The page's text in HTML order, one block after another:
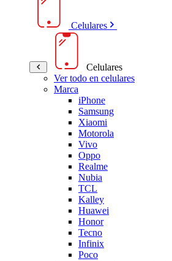
Celulares
Celulares
Ver todo en celulares
Marca
iPhone
Samsung
Xiaomi
Motorola
Vivo
Oppo
Realme
Nubia
TCL
Kalley
Huawei
Honor
Tecno
Infinix
Poco